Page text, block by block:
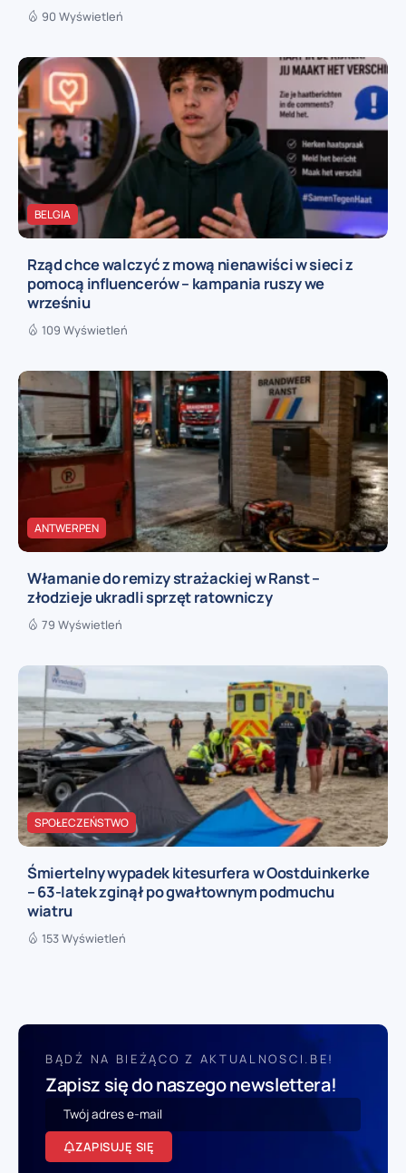
90 Wyświetleń
BELGIA
Rząd chce walczyć z mową nienawiści w sieci z
pomocą influencerów – kampania ruszy we
wrześniu
109 Wyświetleń
ANTWERPEN
Włamanie do remizy strażackiej w Ranst –
złodzieje ukradli sprzęt ratowniczy
79 Wyświetleń
SPOŁECZEŃSTWO
Śmiertelny wypadek kitesurfera w Oostduinkerke
– 63-latek zginął po gwałtownym podmuchu
wiatru
153 Wyświetleń
BĄDŹ NA BIEŻĄCO Z AKTUALNOSCI.BE!
Zapisz się do naszego newslettera!
ZAPISUJĘ SIĘ